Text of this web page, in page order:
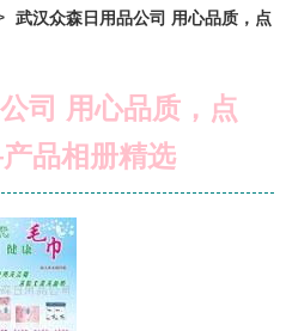
武汉众森日用品公司 用心品质，点
司 用心品质，点
品相册精选